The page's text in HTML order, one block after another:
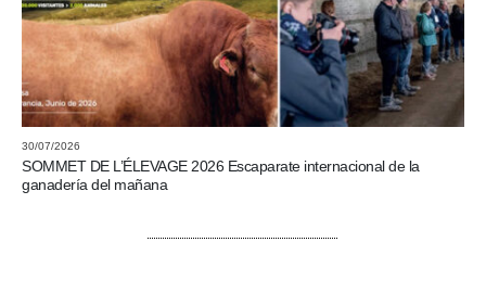
30/07/2026
SOMMET DE L’ÉLEVAGE 2026 Escaparate internacional de la
ganadería del mañana